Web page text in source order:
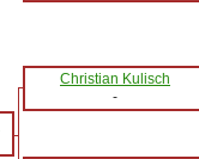
Christian Kulisch
-